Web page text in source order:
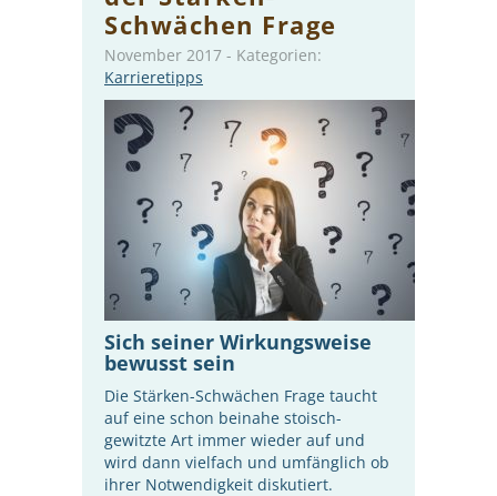
Schwächen Frage
November 2017 - Kategorien:
Karrieretipps
Sich seiner Wirkungsweise
bewusst sein
Die Stärken-Schwächen Frage taucht
auf eine schon beinahe stoisch-
gewitzte Art immer wieder auf und
wird dann vielfach und umfänglich ob
ihrer Notwendigkeit diskutiert.